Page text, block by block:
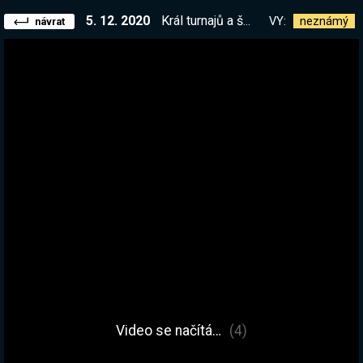
návrat 5. 12. 2020 Král turnajů a špatných proslovů! | !list VY: neznámý
Video se načítá… (4)